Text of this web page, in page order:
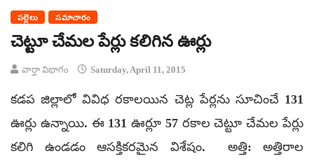
పల్లెలు సమాచారం
చెట్టూ చేమల పేర్లు కలిగిన ఊర్లు
వార్తా విభాగం Saturday, April 11, 2015
కడప జిల్లాలో వివిధ రకాలయిన చెట్ల పేర్లను సూచించే 131
ఊర్లు ఉన్నాయి. ఈ 131 ఊర్లూ 57 రకాల చెట్టూ చేమల పేర్లు
కలిగి ఉండడం ఆసక్తికరమైన విశేషం. అత్తి: అత్తిరాల